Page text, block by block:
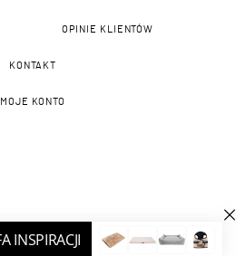
OPINIE KLIENTÓW
KONTAKT
MOJE KONTO